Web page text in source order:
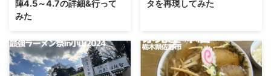
陣4.5～4.7の詳細&行って
みた
タを再現してみた